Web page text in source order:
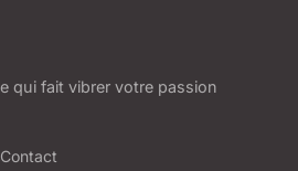
qui fait vibrer votre passion
Contact